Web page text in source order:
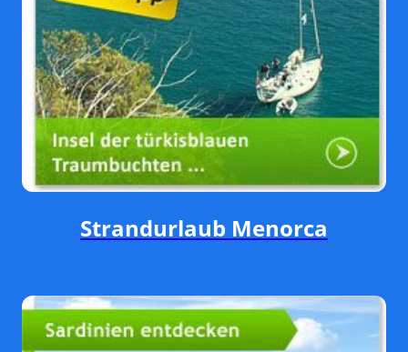
Strandurlaub Menorca